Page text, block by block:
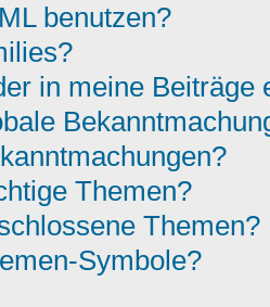
benutzen?
in meine Beiträge
Themen?
Themen?
Symbole?